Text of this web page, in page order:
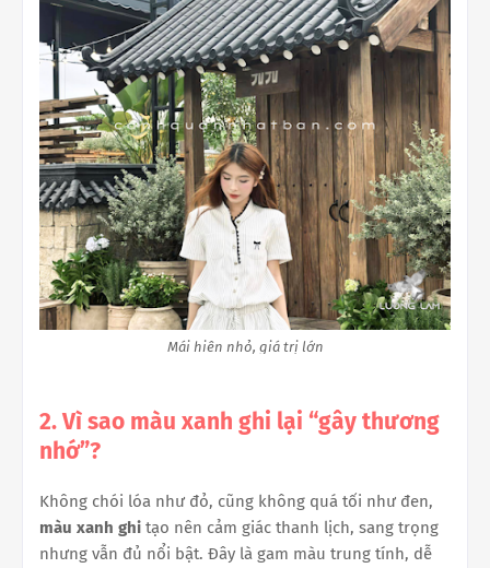
Mái hiên nhỏ, giá trị lớn
2. Vì sao màu xanh ghi lại “gây thương
nhớ”?
Không chói lóa như đỏ, cũng không quá tối như đen,
màu xanh ghi tạo nên cảm giác thanh lịch, sang trọng
nhưng vẫn đủ nổi bật. Đây là gam màu trung tính, dễ